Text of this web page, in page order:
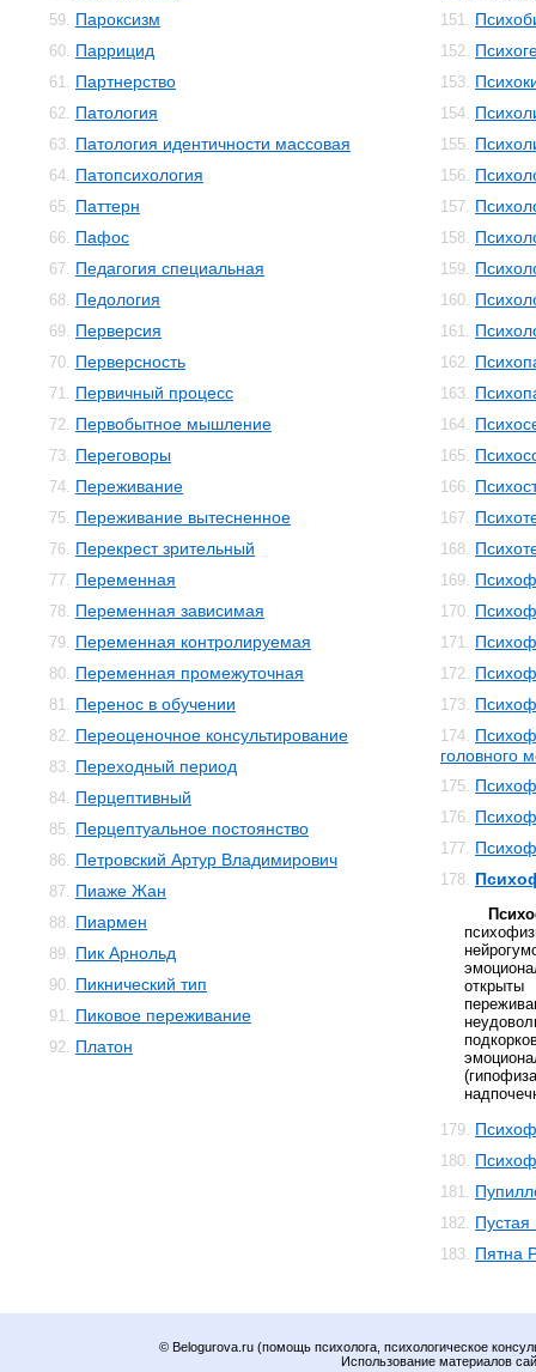
59. Пароксизм
60. Паррицид
61. Партнерство
62. Патология
63. Патология идентичности массовая
64. Патопсихология
65. Паттерн
66. Пафос
67. Педагогия специальная
68. Педология
69. Перверсия
70. Перверсность
71. Первичный процесс
72. Первобытное мышление
73. Переговоры
74. Переживание
75. Переживание вытесненное
76. Перекрест зрительный
77. Переменная
78. Переменная зависимая
79. Переменная контролируемая
80. Переменная промежуточная
81. Перенос в обучении
82. Переоценочное консультирование
83. Переходный период
84. Перцептивный
85. Перцептуальное постоянство
86. Петровский Артур Владимирович
87. Пиаже Жан
88. Пиармен
89. Пик Арнольд
90. Пикнический тип
91. Пиковое переживание
92. Платон
151.
152.
153.
154.
155.
156.
157.
158.
159.
160.
161.
162.
163.
164.
165.
166.
167.
168.
169.
170.
171.
172.
173.
174.
головного
175.
176.
177.
178.
179.
180.
181.
182. Пустая
183. Пятна
© Belogurova.ru (помощь психолога, психологическое
Использование материалов